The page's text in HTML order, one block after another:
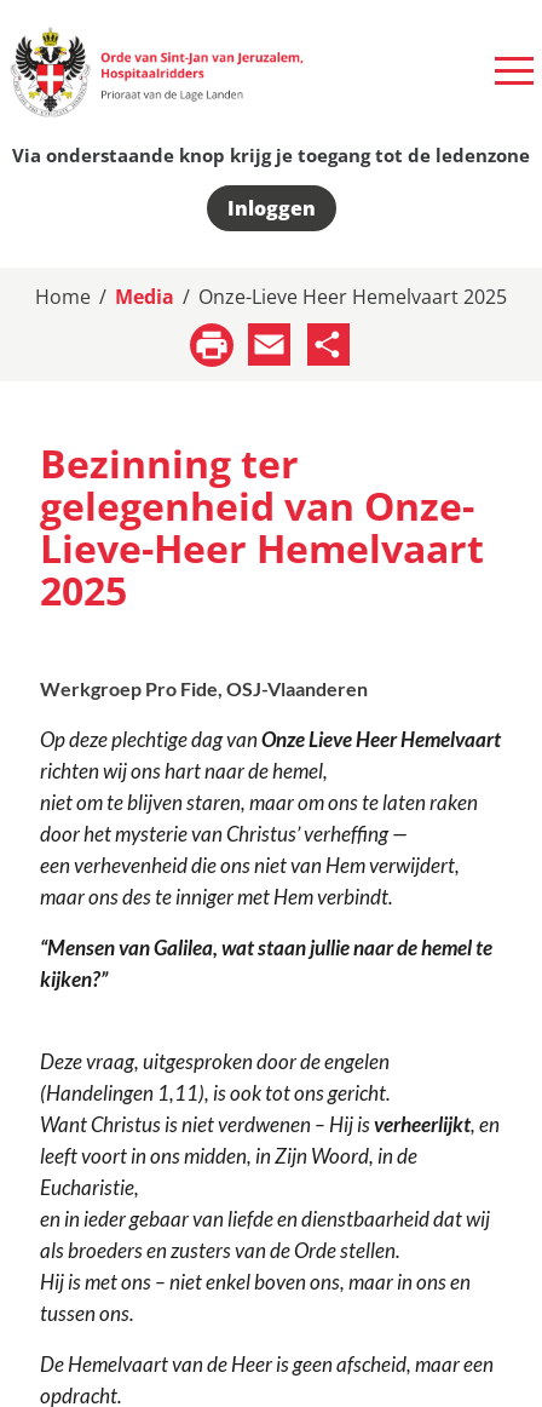
Via onderstaande knop krijg je toegang tot de ledenzone
Inloggen
Home / Media / Onze-Lieve Heer Hemelvaart 2025
Email
Bezinning ter
gelegenheid van Onze-
Lieve-Heer Hemelvaart
2025
Werkgroep Pro Fide, OSJ-Vlaanderen
Op deze plechtige dag vanOnze Lieve Heer Hemelvaart
richten wij ons hart naar de hemel,
niet om te blijven staren, maar om ons te laten raken
door het mysterie van Christus’ verheffing —
een verhevenheid die ons niet van Hem verwijdert,
maar ons des te inniger met Hem verbindt.
“Mensen van Galilea, wat staan jullie naar de hemel te
kijken?”
Deze vraag, uitgesproken door de engelen
(Handelingen 1,11), is ook tot ons gericht.
Want Christus is niet verdwenen – Hij isverheerlijkt, en
leeft voort in ons midden, in Zijn Woord, in de
Eucharistie,
en in ieder gebaar van liefde en dienstbaarheid dat wij
als broeders en zusters van de Orde stellen.
Hij is met ons – niet enkel boven ons, maar in ons en
tussen ons.
De Hemelvaart van de Heer is geen afscheid, maar een
opdracht.